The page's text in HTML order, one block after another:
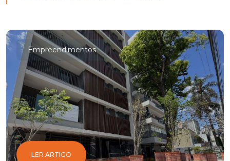
Empreendimentos
LER ARTIGO